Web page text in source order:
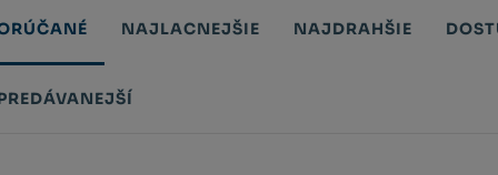
NAJLACNEJŠIE NAJDRAHŠIE